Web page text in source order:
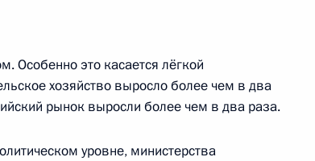
Узбекистана
Особенно это касается лёгкой
хозяйство выросло более чем в два
рынок выросли более чем в два раза.
уровне, министерства